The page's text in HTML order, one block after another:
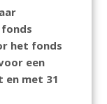
het fonds
een
en met 31